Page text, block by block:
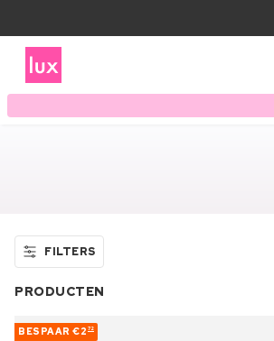
FILTERS
PRODUCTEN
BESPAAR €2 72